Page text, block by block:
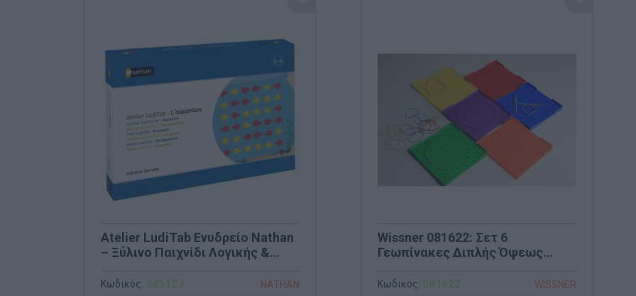
Atelier LudiTab Ενυδρείο Nathan
– Ξύλινο Παιχνίδι Λογικής &
(Κωδ. 345127)
Κωδικός: 345127 NATHAN
Wissner 081622: Σετ 6
Γεωπίνακες Διπλής Όψεως
Λαστιχάκια
Κωδικός: 081622 WISSNER